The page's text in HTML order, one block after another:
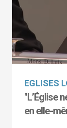
EGLISES
"L’Église
en elle-